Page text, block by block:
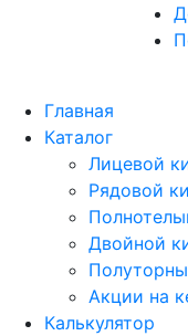
Главная
Каталог
Лицевой
Рядовой
Двойной
Акции на
Калькулятор